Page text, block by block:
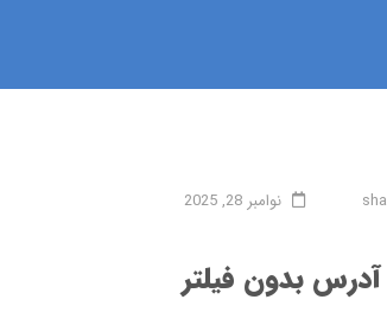
نوامبر 28, 2025
بدون فیلتر